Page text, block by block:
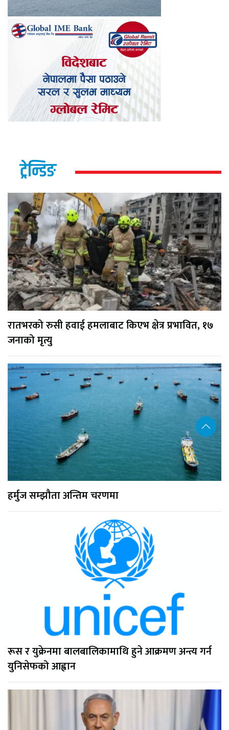
ट्रेन्डिङ
रातभरको रुसी हवाई हमलाबाट किएभ क्षेत्र प्रभावित, १७
जनाको मृत्यु
हर्मुज सम्झौता अन्तिम चरणमा
रूस र युक्रेनमा बालबालिकामाथि हुने आक्रमण अन्त्य गर्न
युनिसेफको आह्वान